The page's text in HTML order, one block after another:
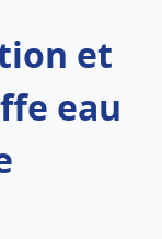
et
eau